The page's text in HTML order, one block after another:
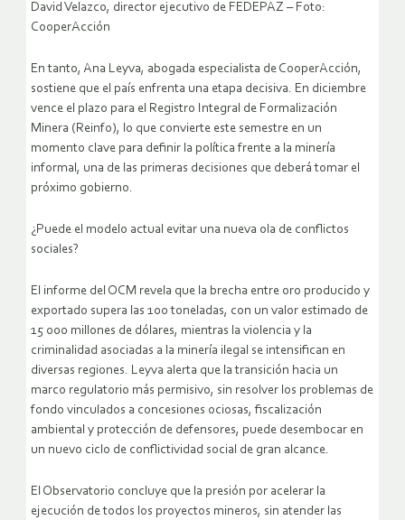
David Velazco, director ejecutivo de FEDEPAZ – Foto:
CooperAcción
En tanto, Ana Leyva, abogada especialista de CooperAcción,
sostiene que el país enfrenta una etapa decisiva. En diciembre
vence el plazo para el Registro Integral de Formalización
Minera (Reinfo), lo que convierte este semestre en un
momento clave para definir la política frente a la minería
informal, una de las primeras decisiones que deberá tomar el
próximo gobierno.
¿Puede el modelo actual evitar una nueva ola de conflictos
sociales?
El informe del OCM revela que la brecha entre oro producido y
exportado supera las 100 toneladas, con un valor estimado de
15 000 millones de dólares, mientras la violencia y la
criminalidad asociadas a la minería ilegal se intensifican en
diversas regiones. Leyva alerta que la transición hacia un
marco regulatorio más permisivo, sin resolver los problemas de
fondo vinculados a concesiones ociosas, fiscalización
ambiental y protección de defensores, puede desembocar en
un nuevo ciclo de conflictividad social de gran alcance.
El Observatorio concluye que la presión por acelerar la
ejecución de todos los proyectos mineros, sin atender las